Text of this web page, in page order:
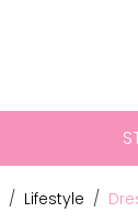
/ Lifestyle /